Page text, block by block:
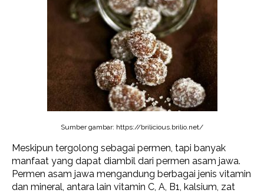
Sumber gambar: https://brilicious.brilio.net/
Meskipun tergolong sebagai permen, tapi banyak
manfaat yang dapat diambil dari permen asam jawa.
Permen asam jawa mengandung berbagai jenis vitamin
dan mineral, antara lain vitamin C, A, B1, kalsium, zat